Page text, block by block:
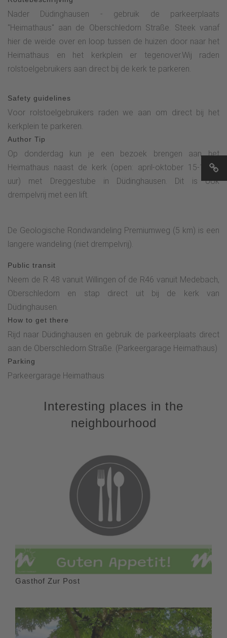
Nader Düdinghausen - gebruik de parkeerplaats
"Heimathaus" aan de Oberschledorn Straße. Steek vanaf
hier de weide over en loop tussen de huizen door naar het
Heimathaus en het kerkplein er tegenover.Wij raden
rolstoelgebruikers aan direct bij de kerk te parkeren.
Safety guidelines
Voor rolstoelgebruikers raden we aan om direct bij het
kerkplein te parkeren.
Author Tip
Op donderdag kun je een bezoek brengen aan het
Heimathaus naast de kerk (open: april-oktober 15-17.00
uur) met Dreggestube in Düdinghausen. Dit is ook
drempelvrij met een lift.
De Geologische Rondwandeling Premiumweg (5 km) is een
langere wandeling (niet drempelvrij).
Public transit
Neem de R 48 vanuit Willingen of de R46 vanuit Medebach,
Oberschledorn en stap direct uit bij de kerk van
Düdinghausen.
How to get there
Rijd naar Düdinghausen en gebruik de parkeerplaats direct
aan de Oberschledorn Straße. (Parkeergarage Heimathaus)
Parking
Parkeergarage Heimathaus
Interesting places in the
neighbourhood
Gasthof Zur Post